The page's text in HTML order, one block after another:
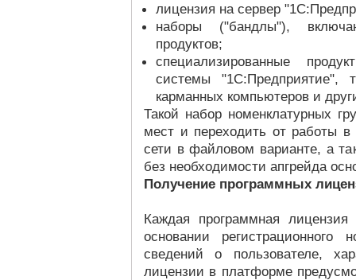
лицензия на сервер
наборы ("бандлы"),
продуктов;
специализированные
системы "1С:Предприятие",
карманных компьютеров и
Такой набор номенклатурных
мест и переходить от работы в
сети в файловом варианте, а
без необходимости апгрейда
Получение программных
Каждая программная
основании регистрационного
сведений о пользователе,
лицензии в платформе